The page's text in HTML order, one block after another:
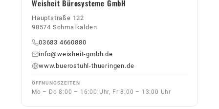
Weisheit Bürosysteme GmbH
Hauptstraße 122
98574 Schmalkalden
03683 4660880
info@weisheit-gmbh.de
www.buerostuhl-thueringen.de
ÖFFNUNGSZEITEN
Mo – Do 8:00 – 16:00 Uhr, Fr 8:00 – 13:00 Uhr